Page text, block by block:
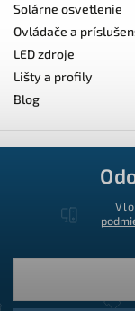
Solárne osvetlenie
Ovládače a
LED zdroje
Lišty a profily
Blog